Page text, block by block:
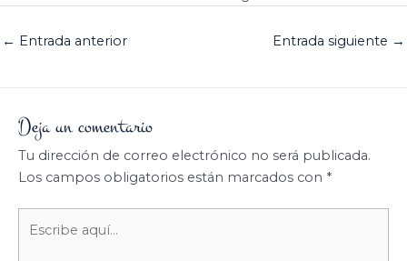
← Entrada anterior Entrada siguiente →
Deja un comentario
Tu dirección de correo electrónico no será publicada.
Los campos obligatorios están marcados con *
aquí...